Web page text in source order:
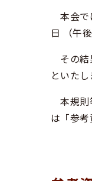
本会で
日 （午
その結
といたし
本規則
は「参考